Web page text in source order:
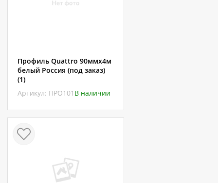
Профиль Quattro 90ммх4м
белый Россия (под заказ)
(1)
Артикул: ПРО101 В наличии